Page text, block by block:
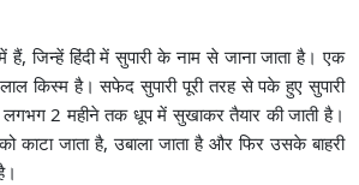
हैं, जिन्हें हिंदी में सुपारी के नाम से जाना जाता है। एक
किस्म है। सफेद सुपारी पूरी तरह से पके हुए सुपारी
2 महीने तक धूप में सुखाकर तैयार की जाती है।
काटा जाता है, उबाला जाता है और फिर उसके बाहरी